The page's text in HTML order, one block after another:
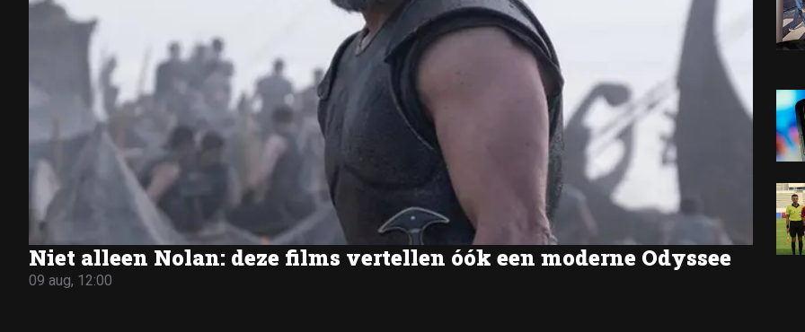
Niet alleen Nolan: deze films vertellen óók een moderne Odyssee
09 aug, 12:00